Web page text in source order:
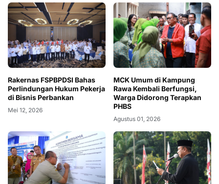
Rakernas FSPBPDSI Bahas
Perlindungan Hukum Pekerja
di Bisnis Perbankan
Mei 12, 2026
MCK Umum di Kampung
Rawa Kembali Berfungsi,
Warga Didorong Terapkan
PHBS
Agustus 01, 2026